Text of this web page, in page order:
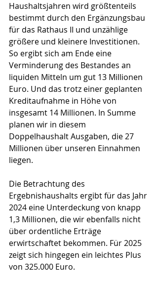
Haushaltsjahren wird größtenteils
bestimmt durch den Ergänzungsbau
für das Rathaus II und unzählige
größere und kleinere Investitionen.
So ergibt sich am Ende eine
Verminderung des Bestandes an
liquiden Mitteln um gut 13 Millionen
Euro. Und das trotz einer geplanten
Kreditaufnahme in Höhe von
insgesamt 14 Millionen. In Summe
planen wir in diesem
Doppelhaushalt Ausgaben, die 27
Millionen über unseren Einnahmen
liegen.
Die Betrachtung des
Ergebnishaushalts ergibt für das Jahr
2024 eine Unterdeckung von knapp
1,3 Millionen, die wir ebenfalls nicht
über ordentliche Erträge
erwirtschaftet bekommen. Für 2025
zeigt sich hingegen ein leichtes Plus
von 325.000 Euro.